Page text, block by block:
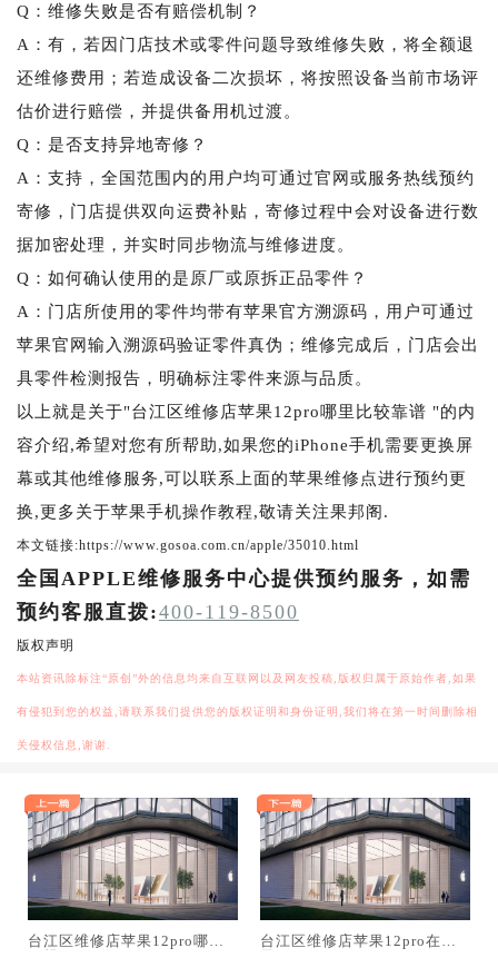
Q：维修失败是否有赔偿机制？
A：有，若因门店技术或零件问题导致维修失败，将全额退
还维修费用；若造成设备二次损坏，将按照设备当前市场评
估价进行赔偿，并提供备用机过渡。
Q：是否支持异地寄修？
A：支持，全国范围内的用户均可通过官网或服务热线预约
寄修，门店提供双向运费补贴，寄修过程中会对设备进行数
据加密处理，并实时同步物流与维修进度。
Q：如何确认使用的是原厂或原拆正品零件？
A：门店所使用的零件均带有苹果官方溯源码，用户可通过
苹果官网输入溯源码验证零件真伪；维修完成后，门店会出
具零件检测报告，明确标注零件来源与品质。
以上就是关于"台江区维修店苹果12pro哪里比较靠谱 "的内
容介绍,希望对您有所帮助,如果您的iPhone手机需要更换屏
幕或其他维修服务,可以联系上面的苹果维修点进行预约更
换,更多关于苹果手机操作教程,敬请关注果邦阁.
本文链接:https://www.gosoa.com.cn/apple/35010.html
全国APPLE维修服务中心提供预约服务，如需
预约客服直拨:400-119-8500
版权声明
本站资讯除标注“原创”外的信息均来自互联网以及网友投稿,版权归属于原始作者,如果
有侵犯到您的权益,请联系我们提供您的版权证明和身份证明,我们将在第一时间删除相
关侵权信息,谢谢.
台江区维修店苹果12pro哪里
台江区维修店苹果12pro在哪